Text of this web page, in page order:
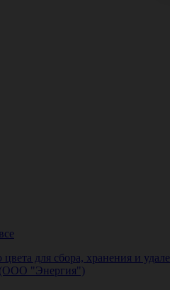
для сбора, хранения и
(ООО "Энергия")